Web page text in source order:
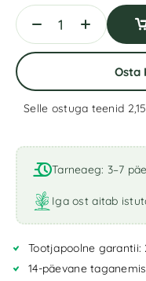
Osta
Selle ostuga teenid
l
t
e
r
n
t
i
Tarneaeg: 3–7
Iga ost aitab
Tootjapoolne garantii:
14-päevane